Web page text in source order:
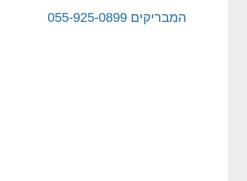
המבריקים 055-925-0899